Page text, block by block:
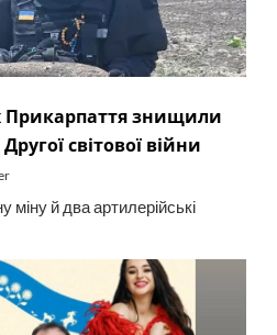
Прикарпаття знищили
світової війни
й два артилерійські